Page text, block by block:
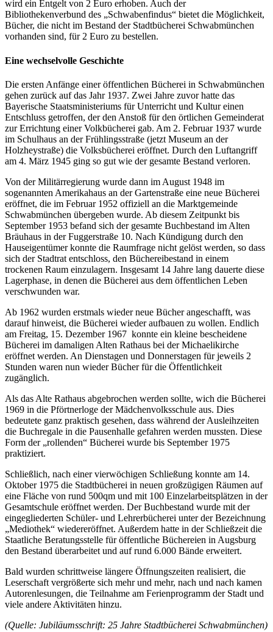
wird ein Entgelt von 2 Euro erhoben. Auch der
Bibliothekenverbund des „Schwabenfindus“ bietet die Möglichkeit,
Bücher, die nicht im Bestand der Stadtbücherei Schwabmünchen
vorhanden sind, für 2 Euro zu bestellen.
Eine wechselvolle Geschichte
Die ersten Anfänge einer öffentlichen Bücherei in Schwabmünchen
gehen zurück auf das Jahr 1937. Zwei Jahre zuvor hatte das
Bayerische Staatsministeriums für Unterricht und Kultur einen
Entschluss getroffen, der den Anstoß für den örtlichen Gemeinderat
zur Errichtung einer Volkbücherei gab. Am 2. Februar 1937 wurde
im Schulhaus an der Frühlingsstraße (jetzt Museum an der
Holzheystraße) die Volksbücherei eröffnet. Durch den Luftangriff
am 4. März 1945 ging so gut wie der gesamte Bestand verloren.
Von der Militärregierung wurde dann im August 1948 im
sogenannten Amerikahaus an der Gartenstraße eine neue Bücherei
eröffnet, die im Februar 1952 offiziell an die Marktgemeinde
Schwabmünchen übergeben wurde. Ab diesem Zeitpunkt bis
September 1953 befand sich der gesamte Buchbestand im Alten
Bräuhaus in der Fuggerstraße 10. Nach Kündigung durch den
Hauseigentümer konnte die Raumfrage nicht gelöst werden, so dass
sich der Stadtrat entschloss, den Büchereibestand in einem
trockenen Raum einzulagern. Insgesamt 14 Jahre lang dauerte diese
Lagerphase, in denen die Bücherei aus dem öffentlichen Leben
verschwunden war.
Ab 1962 wurden erstmals wieder neue Bücher angeschafft, was
darauf hinweist, die Bücherei wieder aufbauen zu wollen. Endlich
am Freitag, 15. Dezember 1967 konnte ein kleine bescheidene
Bücherei im damaligen Alten Rathaus bei der Michaelikirche
eröffnet werden. An Dienstagen und Donnerstagen für jeweils 2
Stunden waren nun wieder Bücher für die Öffentlichkeit
zugänglich.
Als das Alte Rathaus abgebrochen werden sollte, wich die Bücherei
1969 in die Pförtnerloge der Mädchenvolksschule aus. Dies
bedeutete ganz praktisch gesehen, dass während der Ausleihzeiten
die Buchregale in die Pausenhalle gefahren werden mussten. Diese
Form der „rollenden“ Bücherei wurde bis September 1975
praktiziert.
Schließlich, nach einer vierwöchigen Schließung konnte am 14.
Oktober 1975 die Stadtbücherei in neuen großzügigen Räumen auf
eine Fläche von rund 500qm und mit 100 Einzelarbeitsplätzen in der
Gesamtschule eröffnet werden. Der Buchbestand wurde mit der
eingegliederten Schüler- und Lehrerbücherei unter der Bezeichnung
„Mediothek“ wiedereröffnet. Außerdem hatte in der Schließzeit die
Staatliche Beratungsstelle für öffentliche Büchereien in Augsburg
den Bestand überarbeitet und auf rund 6.000 Bände erweitert.
Bald wurden schrittweise längere Öffnungszeiten realisiert, die
Leserschaft vergrößerte sich mehr und mehr, nach und nach kamen
Autorenlesungen, die Teilnahme am Ferienprogramm der Stadt und
viele andere Aktivitäten hinzu.
(Quelle: Jubiläumsschrift: 25 Jahre Stadtbücherei Schwabmünchen)